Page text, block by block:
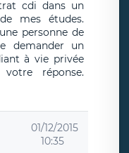
cdi dans un
mes études.
personne de
demander un
à vie privée
réponse.
01/12/2015
10:35